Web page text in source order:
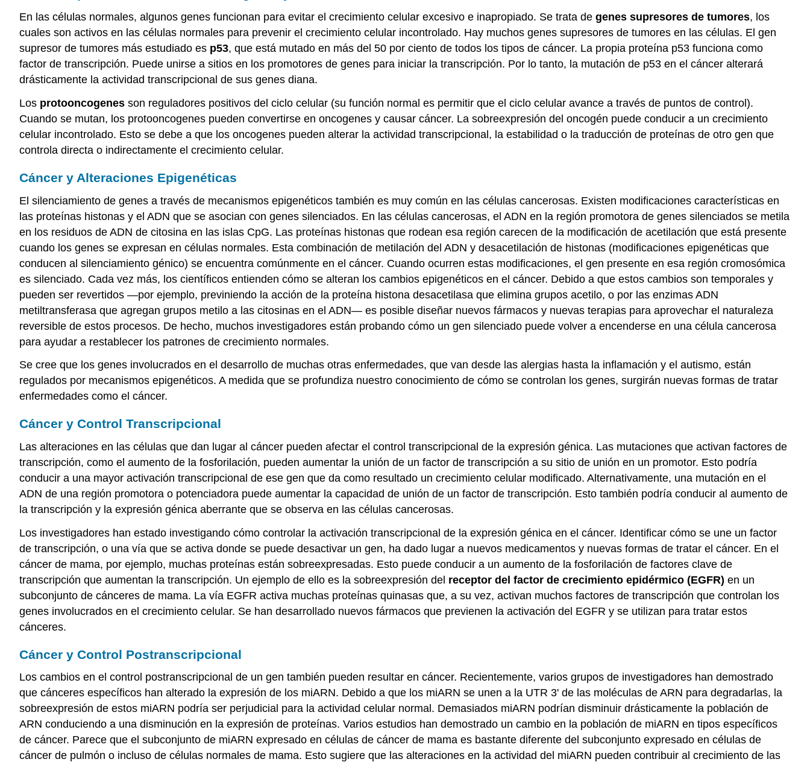
y
Control
Transcripcional
Cáncer
Postranscripcional
Cáncer
y
para
combatir
el
cáncer:
terapias
dirigidas
Referencias
En las células normales, algunos genes funcionan para evitar el crecimiento celular excesivo e inapropiado. Se trata de genes supresores de tumores, los
cuales son activos en las células normales para prevenir el crecimiento celular incontrolado. Hay muchos genes supresores de tumores en las células. El gen
supresor de tumores más estudiado es p53, que está mutado en más del 50 por ciento de todos los tipos de cáncer. La propia proteína p53 funciona como
factor de transcripción. Puede unirse a sitios en los promotores de genes para iniciar la transcripción. Por lo tanto, la mutación de p53 en el cáncer alterará
drásticamente la actividad transcripcional de sus genes diana.
Los protooncogenes son reguladores positivos del ciclo celular (su función normal es permitir que el ciclo celular avance a través de puntos de control).
Cuando se mutan, los protooncogenes pueden convertirse en oncogenes y causar cáncer. La sobreexpresión del oncogén puede conducir a un crecimiento
celular incontrolado. Esto se debe a que los oncogenes pueden alterar la actividad transcripcional, la estabilidad o la traducción de proteínas de otro gen que
controla directa o indirectamente el crecimiento celular.
Cáncer y Alteraciones Epigenéticas
El silenciamiento de genes a través de mecanismos epigenéticos también es muy común en las células cancerosas. Existen modificaciones características en
las proteínas histonas y el ADN que se asocian con genes silenciados. En las células cancerosas, el ADN en la región promotora de genes silenciados se metila
en los residuos de ADN de citosina en las islas CpG. Las proteínas histonas que rodean esa región carecen de la modificación de acetilación que está presente
cuando los genes se expresan en células normales. Esta combinación de metilación del ADN y desacetilación de histonas (modificaciones epigenéticas que
conducen al silenciamiento génico) se encuentra comúnmente en el cáncer. Cuando ocurren estas modificaciones, el gen presente en esa región cromosómica
es silenciado. Cada vez más, los científicos entienden cómo se alteran los cambios epigenéticos en el cáncer. Debido a que estos cambios son temporales y
pueden ser revertidos —por ejemplo, previniendo la acción de la proteína histona desacetilasa que elimina grupos acetilo, o por las enzimas ADN
metiltransferasa que agregan grupos metilo a las citosinas en el ADN— es posible diseñar nuevos fármacos y nuevas terapias para aprovechar el naturaleza
reversible de estos procesos. De hecho, muchos investigadores están probando cómo un gen silenciado puede volver a encenderse en una célula cancerosa
para ayudar a restablecer los patrones de crecimiento normales.
Se cree que los genes involucrados en el desarrollo de muchas otras enfermedades, que van desde las alergias hasta la inflamación y el autismo, están
regulados por mecanismos epigenéticos. A medida que se profundiza nuestro conocimiento de cómo se controlan los genes, surgirán nuevas formas de tratar
enfermedades como el cáncer.
Cáncer y Control Transcripcional
Las alteraciones en las células que dan lugar al cáncer pueden afectar el control transcripcional de la expresión génica. Las mutaciones que activan factores de
transcripción, como el aumento de la fosforilación, pueden aumentar la unión de un factor de transcripción a su sitio de unión en un promotor. Esto podría
conducir a una mayor activación transcripcional de ese gen que da como resultado un crecimiento celular modificado. Alternativamente, una mutación en el
ADN de una región promotora o potenciadora puede aumentar la capacidad de unión de un factor de transcripción. Esto también podría conducir al aumento de
la transcripción y la expresión génica aberrante que se observa en las células cancerosas.
Los investigadores han estado investigando cómo controlar la activación transcripcional de la expresión génica en el cáncer. Identificar cómo se une un factor
de transcripción, o una vía que se activa donde se puede desactivar un gen, ha dado lugar a nuevos medicamentos y nuevas formas de tratar el cáncer. En el
cáncer de mama, por ejemplo, muchas proteínas están sobreexpresadas. Esto puede conducir a un aumento de la fosforilación de factores clave de
transcripción que aumentan la transcripción. Un ejemplo de ello es la sobreexpresión del receptor del factor de crecimiento epidérmico (EGFR) en un
subconjunto de cánceres de mama. La vía EGFR activa muchas proteínas quinasas que, a su vez, activan muchos factores de transcripción que controlan los
genes involucrados en el crecimiento celular. Se han desarrollado nuevos fármacos que previenen la activación del EGFR y se utilizan para tratar estos
cánceres.
Cáncer y Control Postranscripcional
Los cambios en el control postranscripcional de un gen también pueden resultar en cáncer. Recientemente, varios grupos de investigadores han demostrado
que cánceres específicos han alterado la expresión de los miARN. Debido a que los miARN se unen a la UTR 3' de las moléculas de ARN para degradarlas, la
sobreexpresión de estos miARN podría ser perjudicial para la actividad celular normal. Demasiados miARN podrían disminuir drásticamente la población de
ARN conduciendo a una disminución en la expresión de proteínas. Varios estudios han demostrado un cambio en la población de miARN en tipos específicos
de cáncer. Parece que el subconjunto de miARN expresado en células de cáncer de mama es bastante diferente del subconjunto expresado en células de
cáncer de pulmón o incluso de células normales de mama. Esto sugiere que las alteraciones en la actividad del miARN pueden contribuir al crecimiento de las